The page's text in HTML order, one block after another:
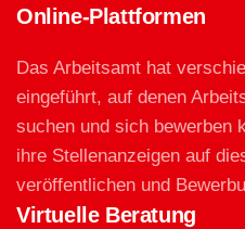
Online-Plattformen
Das Arbeitsamt hat
eingeführt, auf denen
suchen und sich bewerben
ihre Stellenanzeigen auf
veröffentlichen und
Virtuelle Beratung